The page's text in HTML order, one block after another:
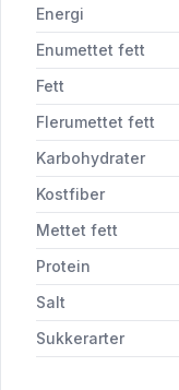
Energi
Enumettet fett
Fett
Flerumettet fett
Karbohydrater
Kostfiber
Mettet fett
Protein
Salt
Sukkerarter